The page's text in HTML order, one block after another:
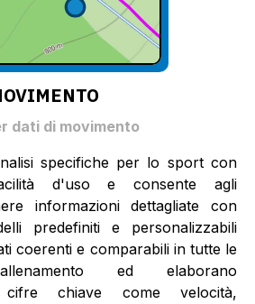
dati di movimento
specifiche per lo sport con
d'uso e consente agli
informazioni dettagliate con
predefiniti e personalizzabili
coerenti e comparabili in tutte le
ed elaborano
cifre chiave come velocità,